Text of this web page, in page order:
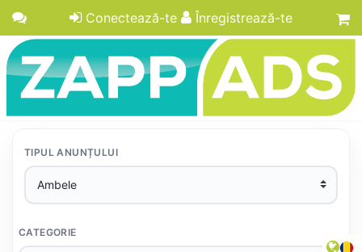
Conectează-te Înregistrează-te
TIPUL ANUNȚULUI
CATEGORIE